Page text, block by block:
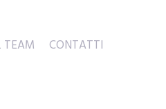
TEAM CONTATTI